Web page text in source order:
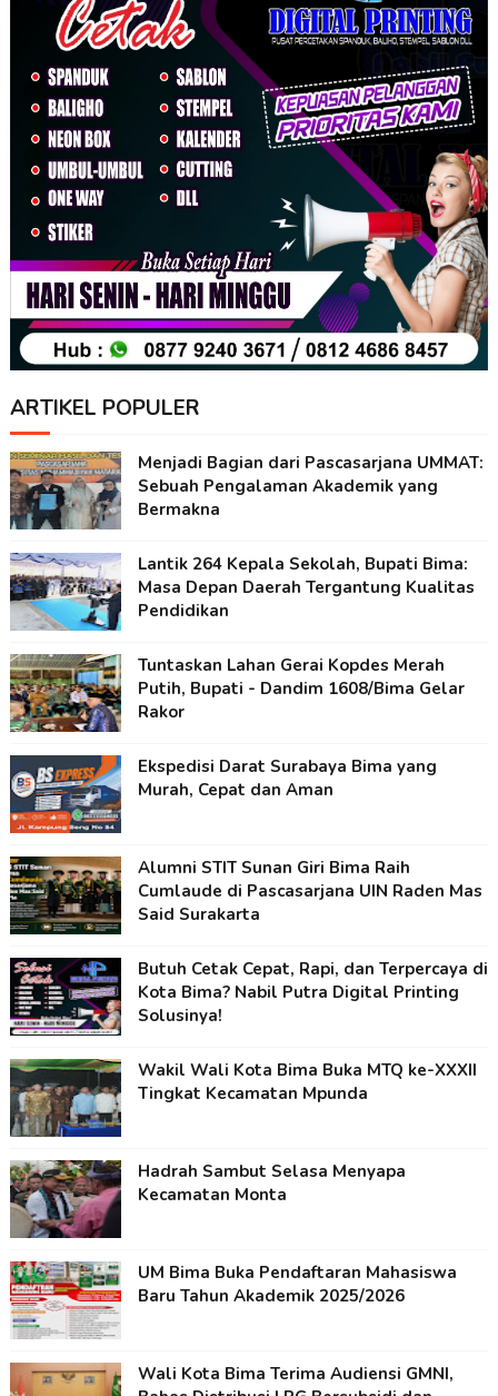
ARTIKEL POPULER
Menjadi Bagian dari Pascasarjana UMMAT:
Sebuah Pengalaman Akademik yang
Bermakna
Lantik 264 Kepala Sekolah, Bupati Bima:
Masa Depan Daerah Tergantung Kualitas
Pendidikan
Tuntaskan Lahan Gerai Kopdes Merah
Putih, Bupati - Dandim 1608/Bima Gelar
Rakor
Ekspedisi Darat Surabaya Bima yang
Murah, Cepat dan Aman
Alumni STIT Sunan Giri Bima Raih
Cumlaude di Pascasarjana UIN Raden Mas
Said Surakarta
Butuh Cetak Cepat, Rapi, dan Terpercaya di
Kota Bima? Nabil Putra Digital Printing
Solusinya!
Wakil Wali Kota Bima Buka MTQ ke-XXXII
Tingkat Kecamatan Mpunda
Hadrah Sambut Selasa Menyapa
Kecamatan Monta
UM Bima Buka Pendaftaran Mahasiswa
Baru Tahun Akademik 2025/2026
Wali Kota Bima Terima Audiensi GMNI,